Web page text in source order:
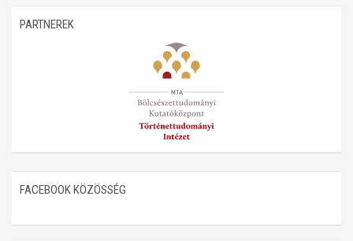
PARTNEREK
FACEBOOK KÖZÖSSÉG